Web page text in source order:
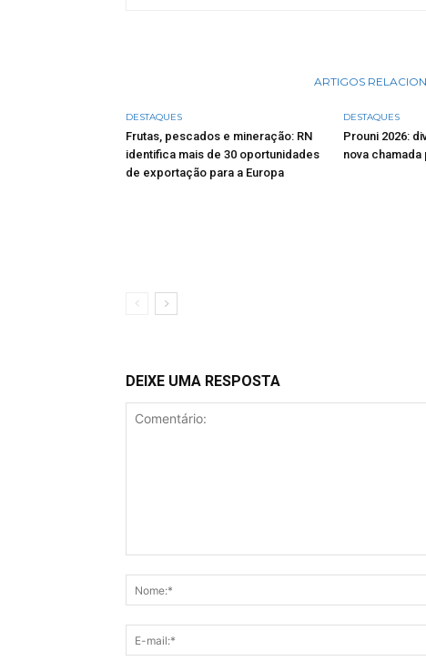
ARTIGOS
DESTAQUES
Frutas, pescados e mineração: RN
identifica mais de 30 oportunidades
de exportação para a Europa
DESTAQUES
Prouni 2026:
nova chamada
DEIXE UMA RESPOSTA